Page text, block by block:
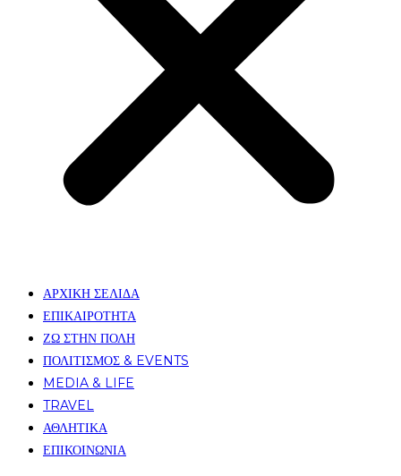
ΑΡΧΙΚΗ ΣΕΛΙΔΑ
ΕΠΙΚΑΙΡΟΤΗΤΑ
ΖΩ ΣΤΗΝ ΠΟΛΗ
ΠΟΛΙΤΙΣΜΟΣ & EVENTS
MEDIA & LIFE
TRAVEL
ΑΘΛΗΤΙΚΑ
ΕΠΙΚΟΙΝΩΝΙΑ